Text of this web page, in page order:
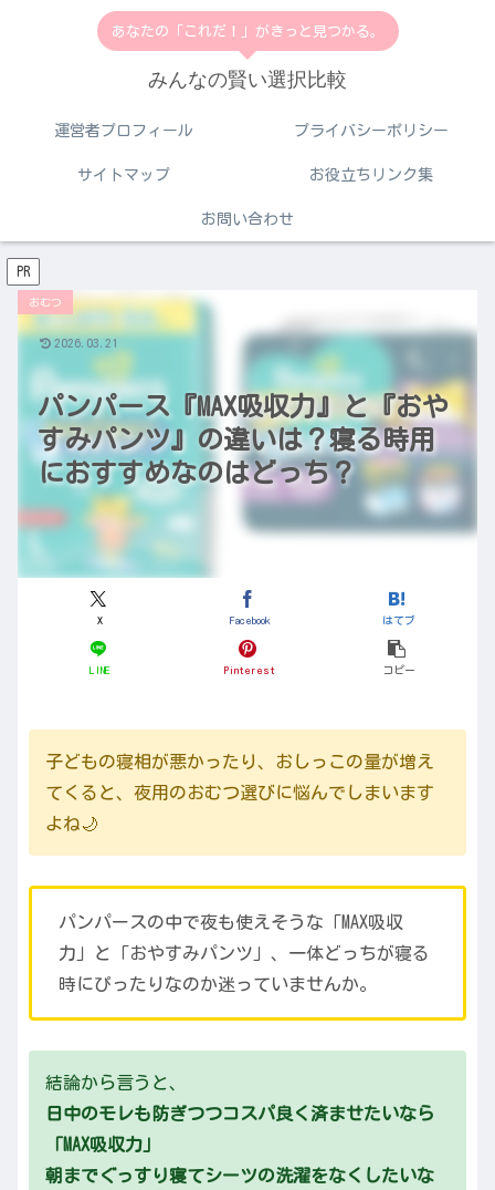
あなたの「これだ！」がきっと見つかる。
みんなの賢い選択比較
運営者プロフィール プライバシーポリシー
サイトマップ お役立ちリンク集
お問い合わせ
PR
パンパース『MAX吸収力』と『おや
すみパンツ』の違いは？寝る時用
におすすめなのはどっち？
おむつ
X Facebook はてブ
LINE Pinterest コピー
2026.03.21
子どもの寝相が悪かったり、おしっこの量が増え
てくると、夜用のおむつ選びに悩んでしまいます
よね🌙
パンパースの中で夜も使えそうな「MAX吸収
力」と「おやすみパンツ」、一体どっちが寝る
時にぴったりなのか迷っていませんか。
結論から言うと、
日中のモレも防ぎつつコスパ良く済ませたいなら
「MAX吸収力」
朝までぐっすり寝てシーツの洗濯をなくしたいな